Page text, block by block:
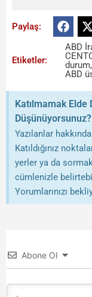
Paylaş:
Etiketler:
ABD
durum,
ABD
Katılmamak Elde
Düşünüyorsunuz?
Yazılanlar
Katıldığınız
yerler ya da
cümlenizle
Yorumlarınızı
Abone Ol